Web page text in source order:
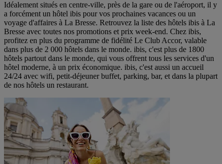
Idéalement situés en centre-ville, près de la gare ou de l'aéroport, il y
a forcément un hôtel ibis pour vos prochaines vacances ou un
voyage d'affaires à La Bresse. Retrouvez la liste des hôtels ibis à La
Bresse avec toutes nos promotions et prix week-end. Chez ibis,
profitez en plus du programme de fidélité Le Club Accor, valable
dans plus de 2 000 hôtels dans le monde. ibis, c'est plus de 1800
hôtels partout dans le monde, qui vous offrent tous les services d'un
hôtel moderne, à un prix économique. ibis, c'est aussi un accueil
24/24 avec wifi, petit-déjeuner buffet, parking, bar, et dans la plupart
de nos hôtels un restaurant.